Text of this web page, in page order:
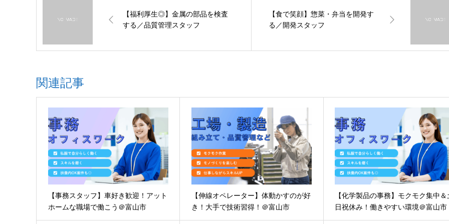
【福利厚生◎】金属の部品を検査
する／品質管理スタッフ
【食で笑顔】惣菜・弁当を開発す
る／開発スタッフ
関連記事
【事務スタッフ】車好き歓迎！アット
ホームな職場で働こう＠富山市
【伸線オペレーター】体動かすのが好
き！大手で技術習得！＠富山市
【化学製品の事務】モクモク集中
日祝休み！働きやすい環境＠富山市